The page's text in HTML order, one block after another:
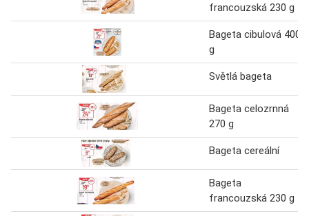
francouzská 230 g
Bageta cibulová 400
g
Světlá bageta
Bageta celozrnná
270 g
Bageta cereální
Bageta
francouzská 230 g